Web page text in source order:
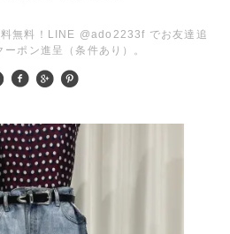
無料！LINE @ado2233f でお友達追
ポン進呈（条件あり）。